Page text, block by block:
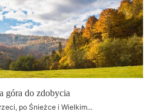
góra do zdobycia
po Śnieżce i Wielkim...